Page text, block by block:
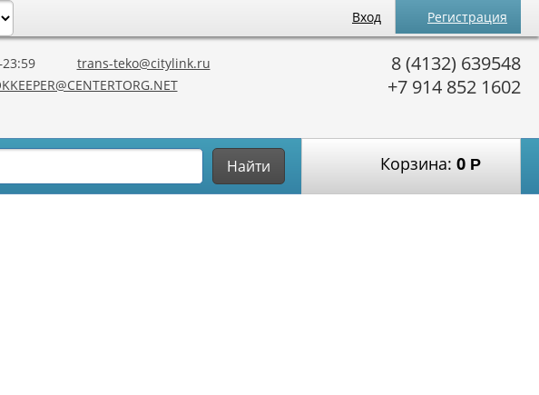
Вход Регистрация
8 (4132) 639548
+7 914 852 1602
trans-teko@citylink.ru
Корзина: 0 Р
Найти